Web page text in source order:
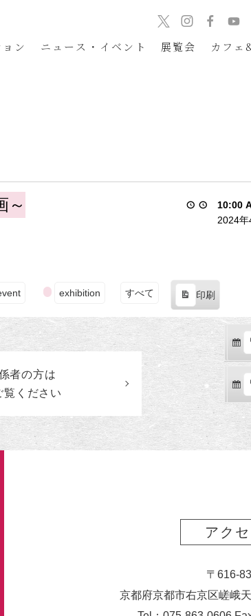
ン ニュース・イベント 展覧会 カフェ
～ 10:00
2024年
exhibition すべて 印刷
示
購
読
購
エ
ク
ス
ポ
ト
エ
ー
者の方は
覧ください
アクセ
〒616-
京都府京都市右京区嵯峨